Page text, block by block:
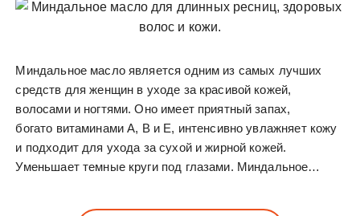
Миндальное масло является одним из самых лучших
средств для женщин в уходе за красивой кожей,
волосами и ногтями. Оно имеет приятный запах,
богато витаминами А, В и Е, интенсивно увлажняет кожу
и подходит для ухода за сухой и жирной кожей.
Уменьшает темные круги под глазами. Миндальное…